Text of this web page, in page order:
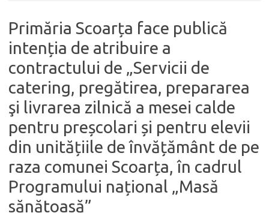
Primăria Scoarța face publică
intenția de atribuire a
contractului de „Servicii de
catering, pregătirea, prepararea
şi livrarea zilnică a mesei calde
pentru preșcolari și pentru elevii
din unitățiile de învățământ de pe
raza comunei Scoarța, în cadrul
Programului național „Masă
sănătoasă”